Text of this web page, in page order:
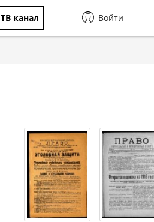
ТВ канал Войти